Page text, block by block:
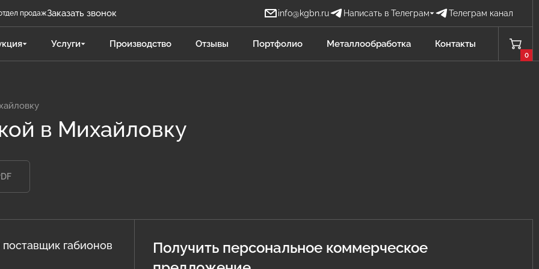
продажЗаказать звонок info@kgbn.ru Написать в Телеграм Телеграм канал
Задать вопрос БН Бова Наталья
Отдел продаж
Поликарпова Светлана
Услуги Производство Отзывы Портфолио Металлообработка Контакты
0
в Михайловку
габионов
Получить персональное коммерческое